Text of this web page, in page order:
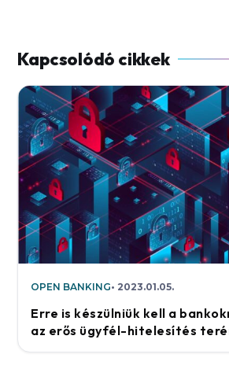
OPEN BANKING 2023.01.05.
Erre is készülniük kell a
az erős ügyfél-hitelesítés